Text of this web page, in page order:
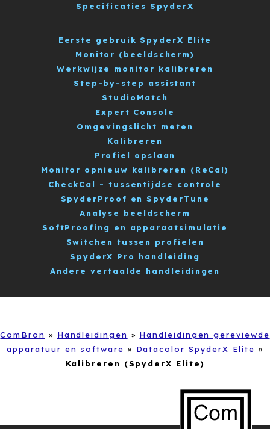
Specificaties SpyderX
Eerste gebruik SpyderX Elite
Monitor (beeldscherm)
Werkwijze monitor kalibreren
Step-by-step assistant
StudioMatch
Expert Console
Omgevingslicht meten
Kalibreren
Profiel opslaan
Monitor opnieuw kalibreren (ReCal)
CheckCal - tussentijdse controle
SpyderProof en SpyderTune
Analyse beeldscherm
SoftProofing en apparaatsimulatie
Switchen tussen profielen
SpyderX Pro handleiding
Andere vertaalde handleidingen
ComBron » Handleidingen » Handleidingen gereviewde
apparatuur en software » Datacolor SpyderX Elite »
Kalibreren (SpyderX Elite)